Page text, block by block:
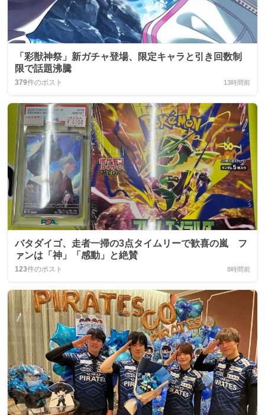
「彩獣神祭」新ガチャ登場、限定キャラと引き回数制
限で話題沸騰
379件のポスト 13時間前
バタダイゴ、走者一掃の3点タイムリーで歓喜の嵐 フ
ァンは「神」「感動」と絶賛
123件のポスト 8時間前